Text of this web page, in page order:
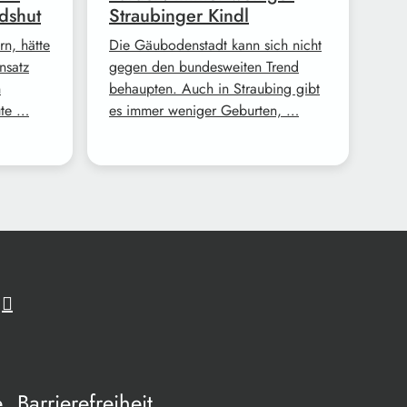
hätte
…
Straubinger Kindl
Die Gäubodenstadt kann sich nicht
gegen den bundesweiten Trend
behaupten. Auch in Straubing gibt
es immer weniger Geburten, …